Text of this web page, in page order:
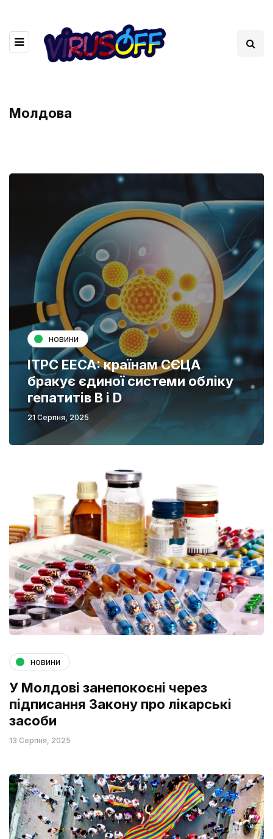
Молдова
новини
ITPC EECA: країнам СЄЦА
бракує єдиної системи обліку
гепатитів В і D
21 Серпня, 2025
новини
У Молдові занепокоєні через
підписання Закону про лікарські
засоби
13 Серпня, 2025